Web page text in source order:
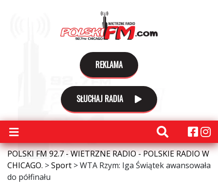
REKLAMA
SŁUCHAJ RADIA
POLSKI FM 92.7 - WIETRZNE RADIO - POLSKIE RADIO W
CHICAGO. >Sport >WTA Rzym: Iga Świątek awansowała
do półfinału